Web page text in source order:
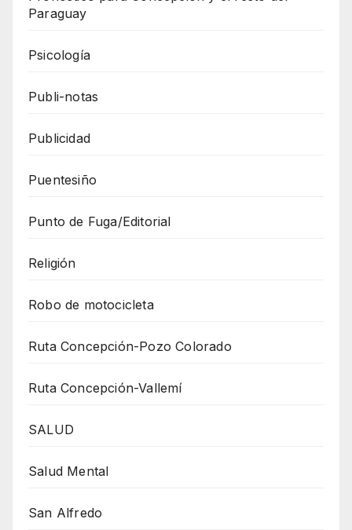
Paraguay
Psicología
Publi-notas
Publicidad
Puentesiño
Punto de Fuga/Editorial
Religión
Robo de motocicleta
Ruta Concepción-Pozo Colorado
Ruta Concepción-Vallemí
SALUD
Salud Mental
San Alfredo